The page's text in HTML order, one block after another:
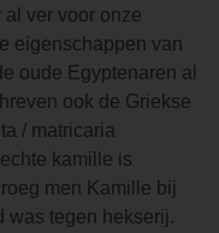
ver voor onze
eigenschappen van
oude Egyptenaren al
ook de Griekse
/ matricaria
kamille is
men Kamille bij
was tegen hekserij.